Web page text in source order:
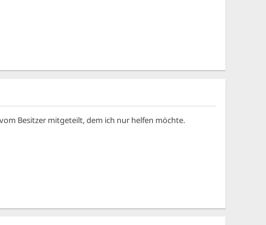
Besitzer mitgeteilt, dem ich nur helfen möchte.